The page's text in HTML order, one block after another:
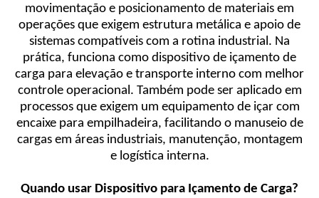
movimentação e posicionamento de materiais em
operações que exigem estrutura metálica e apoio de
sistemas compatíveis com a rotina industrial. Na
prática, funciona como dispositivo de içamento de
carga para elevação e transporte interno com melhor
controle operacional. Também pode ser aplicado em
processos que exigem um equipamento de içar com
encaixe para empilhadeira, facilitando o manuseio de
cargas em áreas industriais, manutenção, montagem
e logística interna.
Quando usar Dispositivo para Içamento de Carga?